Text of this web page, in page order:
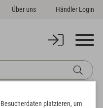
Über uns Händler Login
platzieren, um